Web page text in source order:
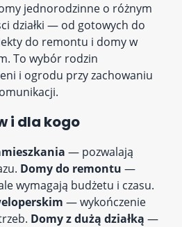
jednorodzinne o różnym
działki — od gotowych do
do remontu i domy w
To wybór rodzin
i ogrodu przy zachowaniu
i dla kogo
— pozwalają
Domy do remontu —
wymagają budżetu i czasu.
— wykończenie
Domy z dużą działką —